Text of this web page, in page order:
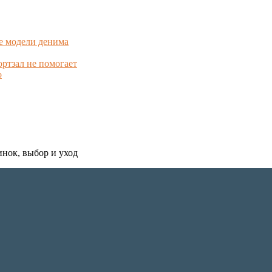
модели денима
не помогает
выбор и уход